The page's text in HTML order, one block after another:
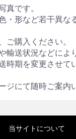
真です。
・形など若干異な
ご購入ください。
輸送状況などによ
時期を変更させて
ジにて随時ご案内
当サイトについて